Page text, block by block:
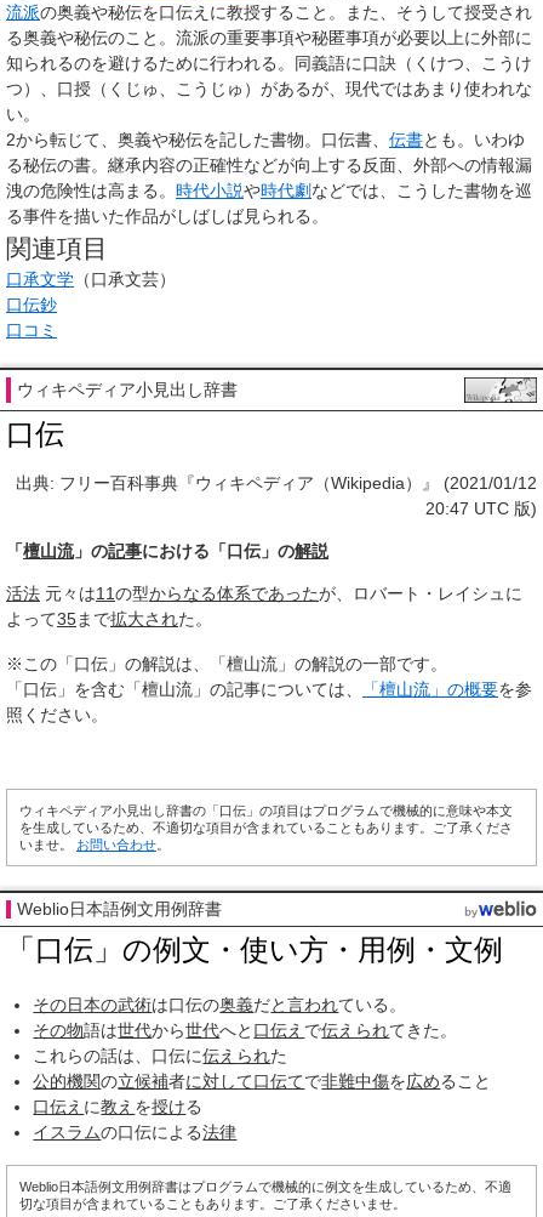
流派の奥義や秘伝を口伝えに教授すること。また、そうして授受され
る奥義や秘伝のこと。流派の重要事項や秘匿事項が必要以上に外部に
知られるのを避けるために行われる。同義語に口訣 （くけつ、こうけ
つ）、 口授 （くじゅ、こうじゅ）があるが、現代ではあまり使われな
い。
2から転じて、奥義や秘伝を記した書物。口伝書、 伝書とも。いわゆ
る秘伝の書。継承内容の正確性などが向上する反面、外部への情報漏
洩の危険性は高まる。 時代小説や時代劇などでは、こうした書物を巡
る事件を描いた作品がしばしば見られる。
関連項目
口承文学 （口承文芸）
口伝鈔
口コミ
ウィキペディア小見出し辞書
口伝
出典: フリー百科事典『ウィキペディア（Wikipedia）』 (2021/01/12
20:47 UTC 版)
「檀山流」の記事における「口伝」の解説
活法 元々は11の型からなる体系であったが、ロバート・レイシュに
よって35まで拡大された。
※この「口伝」の解説は、「檀山流」の解説の一部です。
「口伝」を含む「檀山流」の記事については、
「檀山流」の概要を参
照ください。
ウィキペディア小見出し辞書の「口伝」の項目はプログラムで機械的に意味や本文
を生成しているため、不適切な項目が含まれていることもあります。ご了承くださ
いませ。 お問い合わせ
Weblio日本語例文用例辞書
「口伝」の例文・使い方・用例・文例
その日本の武術は口伝の奥義だと言われている。
その物語は世代から世代へと 口伝え で伝えられてきた。
これらの話は、口伝に伝えられた
公的機関の立候補者に対して口伝てで非難中傷を広めること
口伝え に教え を授ける
イスラムの口伝による法律
Weblio日本語例文用例辞書はプログラムで機械的に例文を生成しているため、不適
切な項目が含まれていることもあります。ご了承くださいませ。